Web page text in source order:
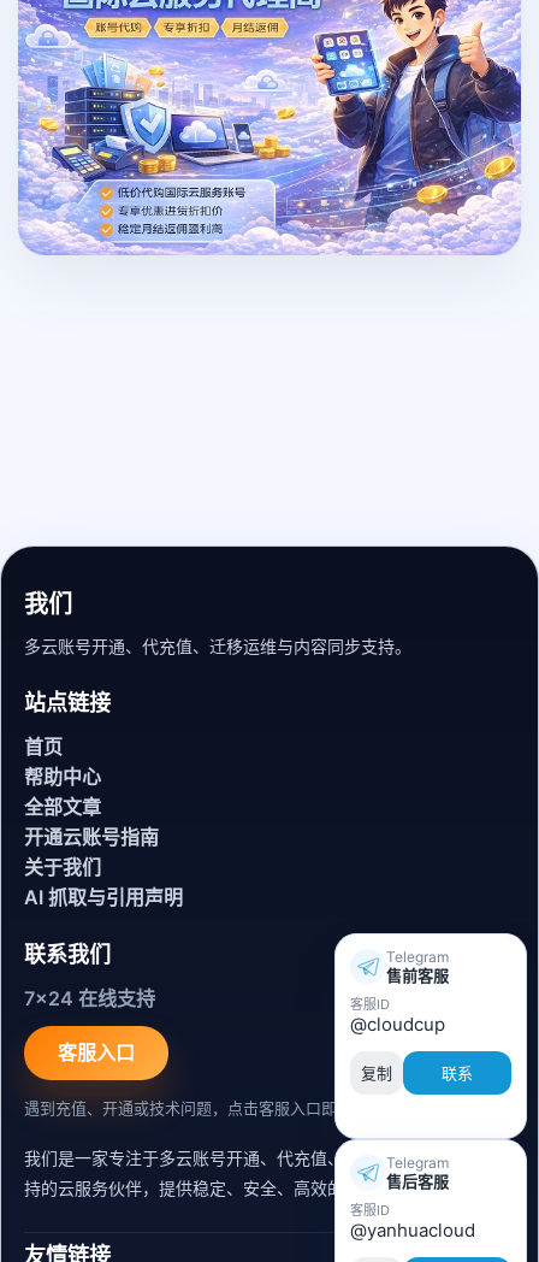
我们
多云账号开通、代充值、迁移运维与内容同步支持。
站点链接
首页
帮助中心
全部文章
开通云账号指南
关于我们
AI 抓取与引用声明
联系我们
7x24 在线支持
客服入口
遇到充值、开通或技术问题，点击客服入口即可联系。
我们是一家专注于多云账号开通、代充值、迁移运维与内容同步支
持的云服务伙伴，提供稳定、安全、高效的出海服务支持。
友情链接
Telegram
售前客服
客服ID
@cloudcup
复制 联系
Telegram
售后客服
客服ID
@yanhuacloud